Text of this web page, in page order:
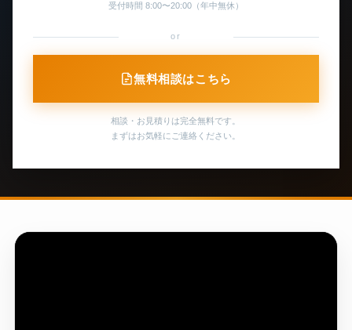
受付時間 8:00〜20:00（年中無休）
or
無料相談はこちら
相談・お見積りは完全無料です。
まずはお気軽にご連絡ください。